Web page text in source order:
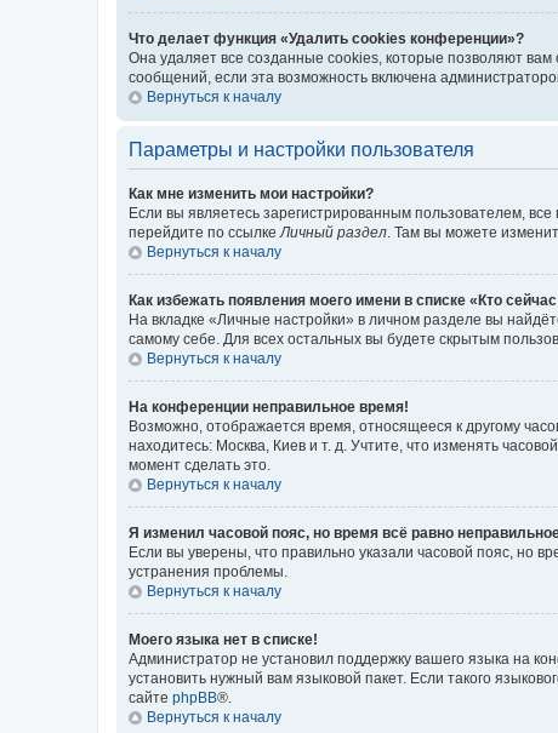
Что делает функция «Удалить cookies конференции»?
Она удаляет все созданные cookies, которые позволяют
сообщений, если эта возможность включена
Вернуться к началу
Параметры и настройки пользователя
Как мне изменить мои настройки?
Если вы являетесь зарегистрированным пользователем,
перейдите по ссылке Личный раздел . Там вы можете
Вернуться к началу
Как избежать появления моего имени в списке «Кто
На вкладке «Личные настройки» в личном разделе вы
самому себе. Для всех остальных вы будете скрытым
Вернуться к началу
На конференции неправильное время!
Возможно, отображается время, относящееся к другому
находитесь: Москва, Киев и т. д. Учтите, что изменять
момент сделать это.
Вернуться к началу
Я изменил часовой пояс, но время всё равно
Если вы уверены, что правильно указали часовой пояс, но
устранения проблемы.
Вернуться к началу
Моего языка нет в списке!
Администратор не установил поддержку вашего языка на
установить нужный вам языковой пакет. Если такого
сайте phpBB®.
Вернуться к началу